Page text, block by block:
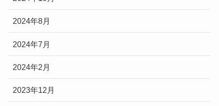
2024年8月
2024年7月
2024年2月
2023年12月